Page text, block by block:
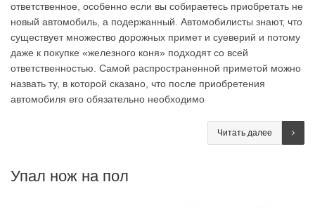
ответственное, особенно если вы собираетесь приобретать не
новый автомобиль, а подержанный. Автомобилисты знают, что
существует множество дорожных примет и суеверий и потому
даже к покупке «железного коня» подходят со всей
ответственностью. Самой распространенной приметой можно
назвать ту, в которой сказано, что после приобретения
автомобиля его обязательно необходимо
Читать далее
Упал нож на пол